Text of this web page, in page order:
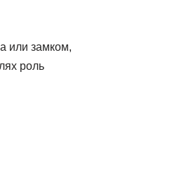
или замком,
роль